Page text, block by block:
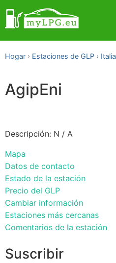
Hogar Estaciones de GLP Italia
AgipEni
Descripción: N / A
Mapa
Datos de contacto
Estado de la estación
Precio del GLP
Cambiar información
Estaciones más cercanas
Comentarios de la estación
Suscribir